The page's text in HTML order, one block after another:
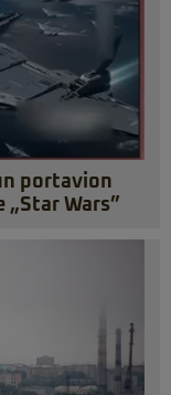
portavion
Wars”